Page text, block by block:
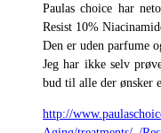
Paulas choice har
Resist 10%
Den er uden parfume
Jeg har ikke selv
bud til alle der ønsker
http://